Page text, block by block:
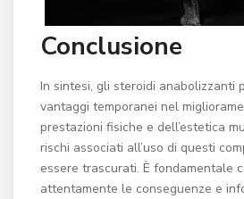
Conclusione
In sintesi, gli steroidi anabolizzanti
vantaggi temporanei nel
prestazioni fisiche e dell’estetica
rischi associati all’uso di questi
essere trascurati. È fondamentale
attentamente le conseguenze e